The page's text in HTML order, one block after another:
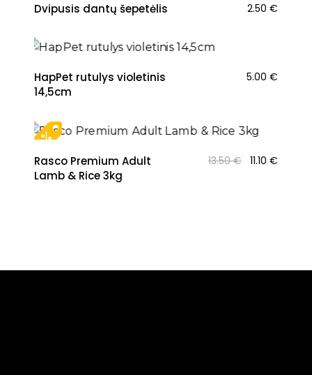
Dvipusis dantų šepetėlis 2.50 €
HapPet rutulys violetinis
14,5cm
5.00 €
Rasco Premium Adult
Lamb & Rice 3kg
13.50€ Original
11.10 €